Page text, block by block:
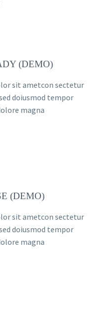
(DEMO)
sit ametcon sectetur
doiusmod tempor
magna
(DEMO)
sit ametcon sectetur
doiusmod tempor
magna